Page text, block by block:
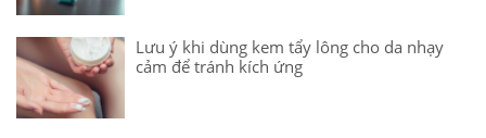
Lưu ý khi dùng kem tẩy lông cho da nhạy
cảm để tránh kích ứng